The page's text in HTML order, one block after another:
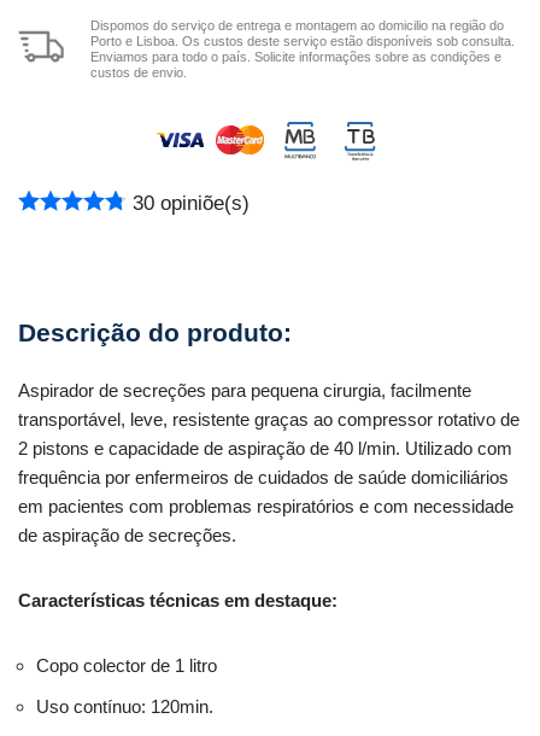
Dispomos do serviço de entrega e montagem ao domicilio na região do
Porto e Lisboa. Os custos deste serviço estão disponíveis sob consulta.
Enviamos para todo o país. Solicite informações sobre as condições e
custos de envio.
30 opiniõe(s)
Aspirador de secreções para pequena cirurgia, facilmente
transportável, leve, resistente graças ao compressor rotativo de
2 pistons e capacidade de aspiração de 40 l/min. Utilizado com
frequência por enfermeiros de cuidados de saúde domiciliários
em pacientes com problemas respiratórios e com necessidade
de aspiração de secreções.
Características técnicas em destaque:
Copo colector de 1 litro
Uso contínuo: 120min.